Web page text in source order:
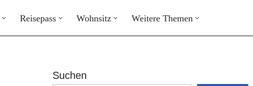
Reisepass Wohnsitz Weitere Themen
Suchen